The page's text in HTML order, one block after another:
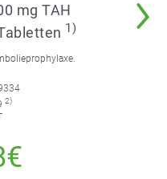
mg TAH
1)
2)